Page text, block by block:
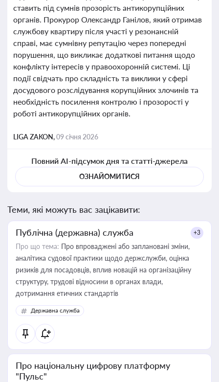
ставить під сумнів прозорість антикорупційних
органів. Прокурор Олександр Ганілов, який отримав
службову квартиру після участі у резонансній
справі, має сумнівну репутацію через попередні
порушення, що викликає додаткові питання щодо
конфлікту інтересів у правоохоронній системі. Ці
події свідчать про складність та виклики у сфері
досудового розслідування корупційних злочинів та
необхідність посилення контролю і прозорості у
роботі антикорупційних органів.
LIGA ZAKON,09 січня 2026
Повний AI-підсумок дня та статті-джерела
ОЗНАЙОМИТИСЯ
Теми, які можуть вас зацікавити:
Публічна (державна) служба +3
Про що тема: Про впроваджені або заплановані зміни,
аналітика судової практики щодо держслужби, оцінка
ризиків для посадовців, вплив новацій на організаційну
структуру, трудові відносини в органах влади,
дотримання етичних стандартів
Державна служба
Про національну цифрову платформу
"Пульс"